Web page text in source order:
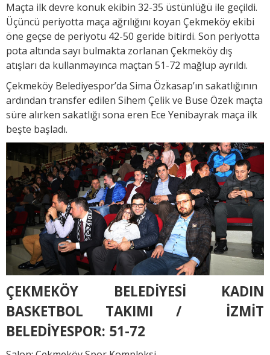
Maçta ilk devre konuk ekibin 32-35 üstünlüğü ile geçildi.
Üçüncü periyotta maça ağrılığını koyan Çekmeköy ekibi
öne geçse de periyotu 42-50 geride bitirdi. Son periyotta
pota altında sayı bulmakta zorlanan Çekmeköy dış
atışları da kullanmayınca maçtan 51-72 mağlup ayrıldı.
Çekmeköy Belediyespor’da Sima Özkasap’ın sakatlığının
ardından transfer edilen Sihem Çelik ve Buse Özek maçta
süre alırken sakatlığı sona eren Ece Yenibayrak maça ilk
beşte başladı.
ÇEKMEKÖY BELEDİYESİ KADIN
BASKETBOL TAKIMI / İZMİT
BELEDİYESPOR: 51-72